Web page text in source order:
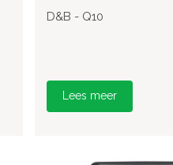
D&B - Q10
Lees meer